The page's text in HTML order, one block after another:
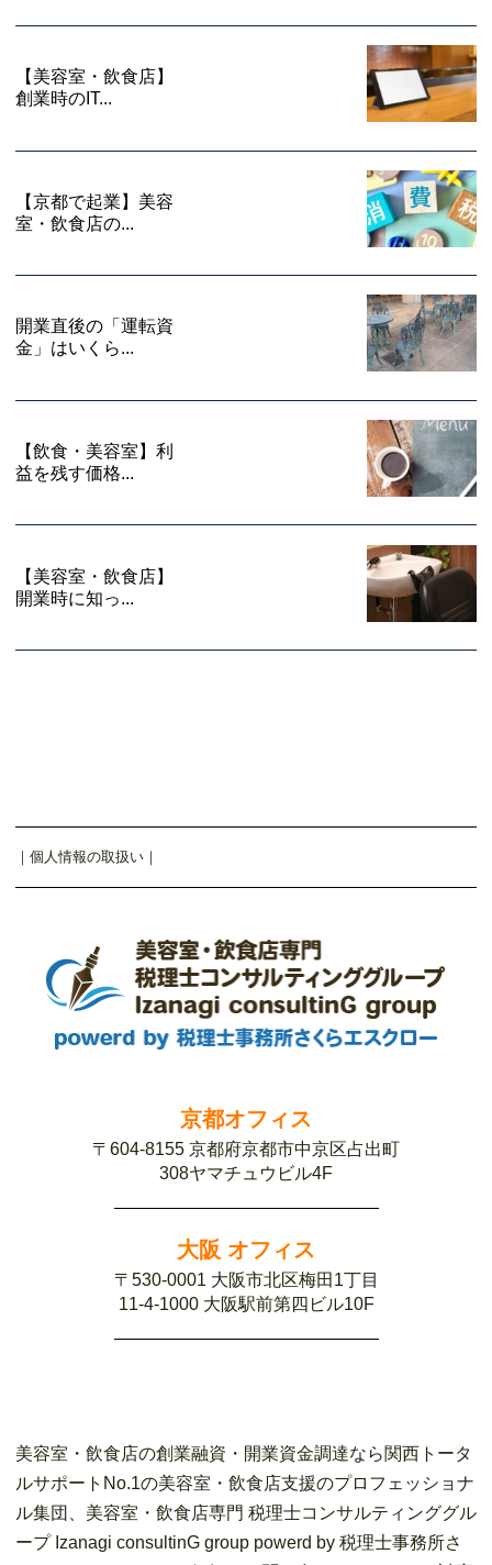
【美容室・飲食店】
創業時のIT...
【京都で起業】美容
室・飲食店の...
開業直後の「運転資
金」はいくら...
【飲食・美容室】利
益を残す価格...
【美容室・飲食店】
開業時に知っ...
｜ 個人情報の取扱い ｜
京都オフィス
〒604-8155 京都府京都市中京区占出町
308ヤマチュウビル4F
大阪 オフィス
〒530-0001 大阪市北区梅田1丁目
11-4-1000 大阪駅前第四ビル10F
美容室・飲食店の創業融資・開業資金調達なら関西トータ
ルサポートNo.1の美容室・飲食店支援のプロフェッショナ
ル集団、美容室・飲食店専門 税理士コンサルティンググル
ープ Izanagi consultinG group powerd by 税理士事務所さ